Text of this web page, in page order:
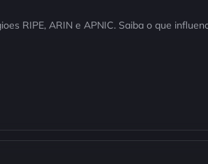
RIPE, ARIN e APNIC. Saiba o que